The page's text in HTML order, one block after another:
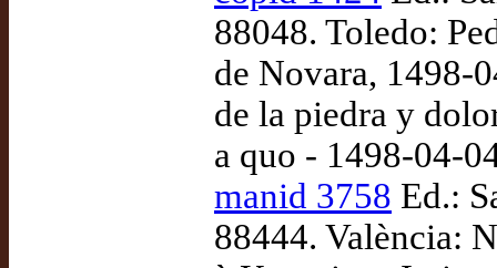
88048. Toledo:
de Novara, 1498-
de la piedra y
a quo - 1498-04-
manid 3758 Ed.:
88444. València: